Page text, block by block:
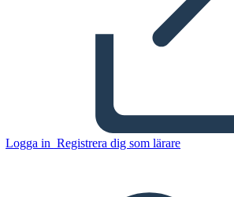
Logga in Registrera dig som lärare
Flashback Mall